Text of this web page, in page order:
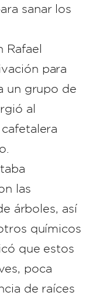
sanar los
Rafael
para
un grupo de
al
las
árboles, así
químicos
que estos
poca
de raíces